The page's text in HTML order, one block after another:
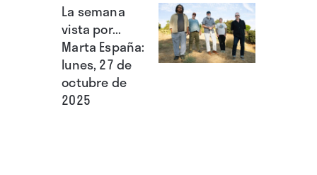
La semana
vista por...
Marta España:
lunes, 27 de
octubre de
2025